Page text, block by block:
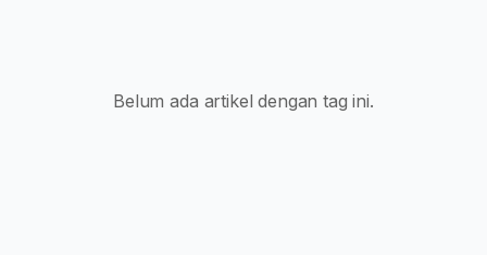
Belum ada artikel dengan tag ini.